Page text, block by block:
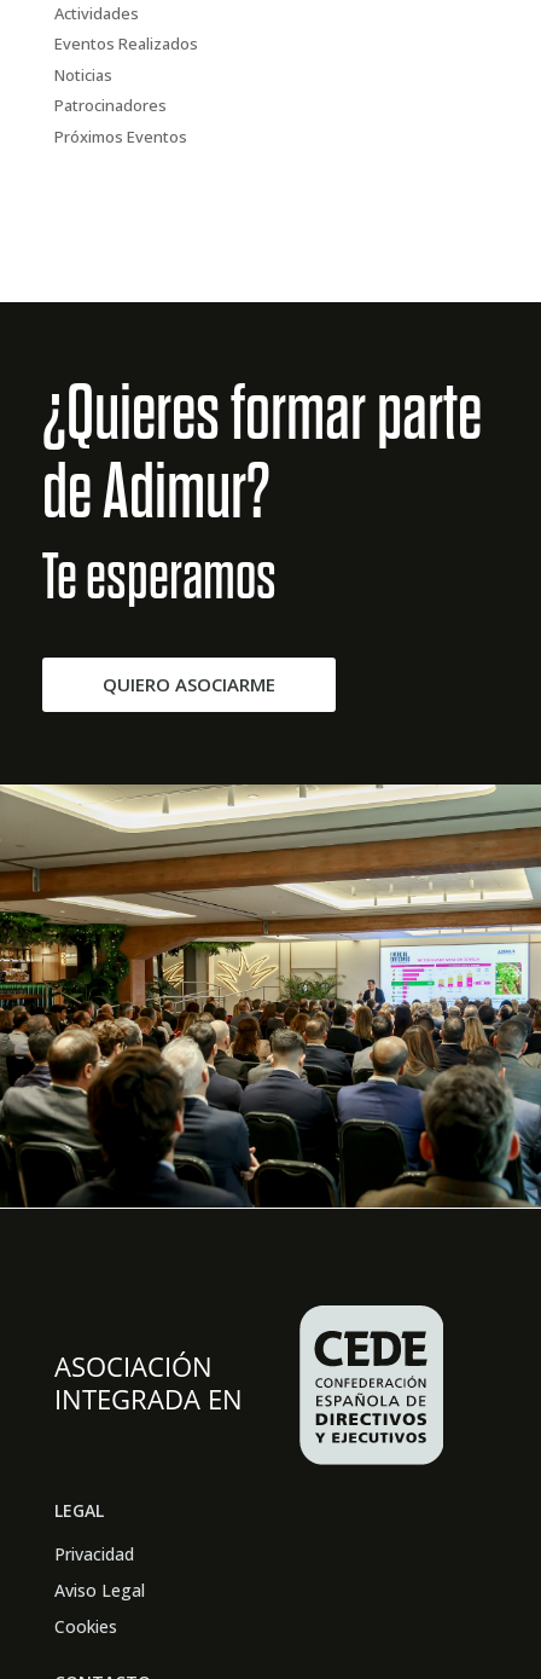
Actividades
Eventos Realizados
Noticias
Patrocinadores
Próximos Eventos
¿Quieres formar parte
de Adimur?
Te esperamos
QUIERO ASOCIARME
LEGAL
Privacidad
Aviso Legal
Cookies